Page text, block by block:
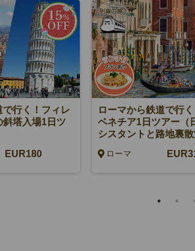
で行く！フィレ
斜塔入場1日ツ
EUR180
ローマから鉄道で行
ベネチア1日ツアー（
シスタントと路地裏
チ付きプランあり）
ローマ